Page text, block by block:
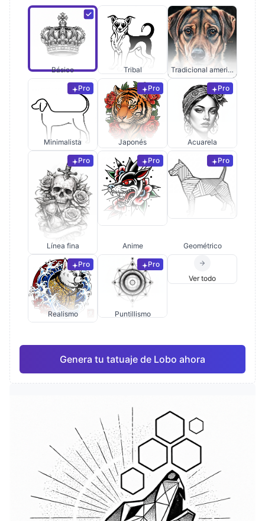
Básico Tribal Tradicional americano
Pro
Minimalista
Pro
Japonés
Pro
Acuarela
Pro
Línea fina
Pro
Anime
Pro
Geométrico
Pro
Realismo
Pro
Puntillismo
Ver todo
Genera tu tatuaje de Lobo ahora